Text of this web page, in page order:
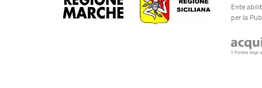
Ente
per la